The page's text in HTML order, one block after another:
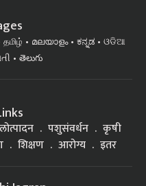
தமிழ் മലയാളം ಕನ್ನಡ
ଓଡିଆ
తెలుగు
पशुसंवर्धन
कृषी
शिक्षण आरोग्य इतर